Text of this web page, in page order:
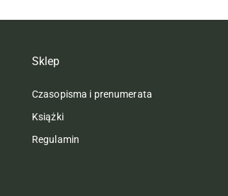
Sklep
Czasopisma i prenumerata
Książki
Regulamin